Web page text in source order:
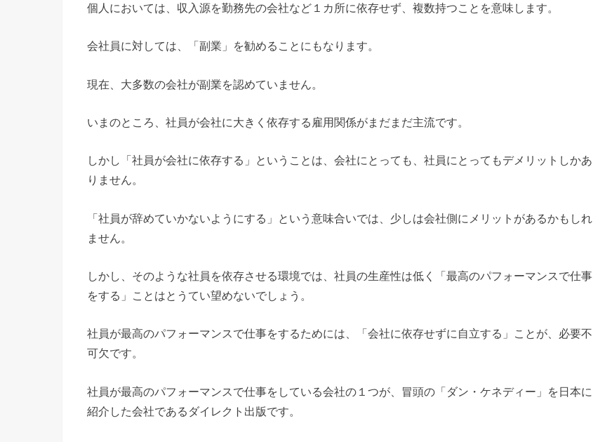
個人においては、収入源を勤務先の会社など１カ所に依存せず、複数持つことを意味します。
会社員に対しては、「副業」を勧めることにもなります。
現在、大多数の会社が副業を認めていません。
いまのところ、社員が会社に大きく依存する雇用関係がまだまだ主流です。
しかし「社員が会社に依存する」ということは、会社にとっても、社員にとってもデメリットしかあ
りません。
「社員が辞めていかないようにする」という意味合いでは、少しは会社側にメリットがあるかもしれ
ません。
しかし、そのような社員を依存させる環境では、社員の生産性は低く「最高のパフォーマンスで仕事
をする」ことはとうてい望めないでしょう。
社員が最高のパフォーマンスで仕事をするためには、「会社に依存せずに自立する」ことが、必要不
可欠です。
社員が最高のパフォーマンスで仕事をしている会社の１つが、冒頭の「ダン・ケネディー」を日本に
紹介した会社であるダイレクト出版です。